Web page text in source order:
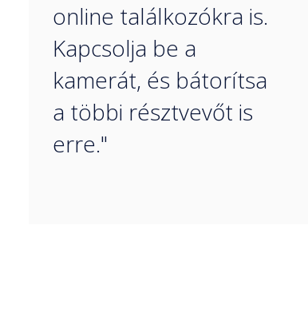
online találkozókra is.
Kapcsolja be a
kamerát, és bátorítsa
a többi résztvevőt is
erre."